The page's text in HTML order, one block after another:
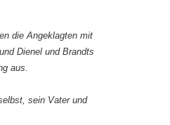
die Angeklagten mit
Dienel und Brandts
aus.
sein Vater und